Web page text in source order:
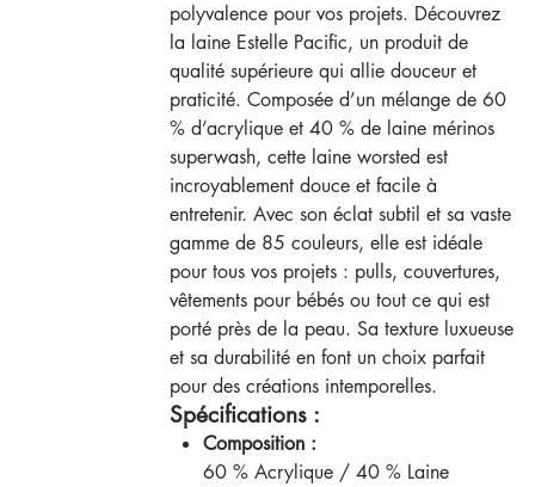
polyvalence pour vos projets. Découvrez
la laine Estelle Pacific, un produit de
qualité supérieure qui allie douceur et
praticité. Composée d’un mélange de 60
% d’acrylique et 40 % de laine mérinos
superwash, cette laine worsted est
incroyablement douce et facile à
entretenir. Avec son éclat subtil et sa vaste
gamme de 85 couleurs, elle est idéale
pour tous vos projets : pulls, couvertures,
vêtements pour bébés ou tout ce qui est
porté près de la peau. Sa texture luxueuse
et sa durabilité en font un choix parfait
pour des créations intemporelles.
Spécifications :
Composition :
60 % Acrylique / 40 % Laine